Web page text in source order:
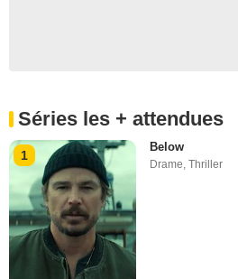
Séries les + attendues
1
Below
Drame ,Thriller